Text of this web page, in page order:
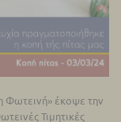
Φωτεινή» έκοψε την
Τιμητικές